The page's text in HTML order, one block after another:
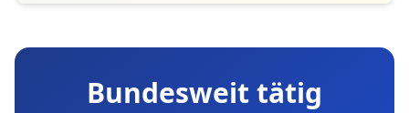
Bundesweit tätig